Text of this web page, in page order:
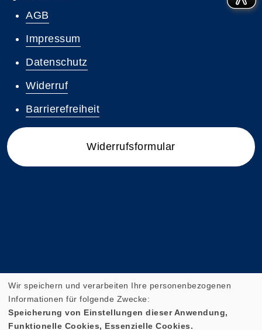
AGB
Impressum
Datenschutz
Widerruf
Barrierefreiheit
Widerrufsformular
Wir speichern und verarbeiten Ihre personenbezogenen
Informationen für folgende Zwecke:
Speicherung von Einstellungen dieser Anwendung,
Funktionelle Cookies, Essenzielle Cookies.